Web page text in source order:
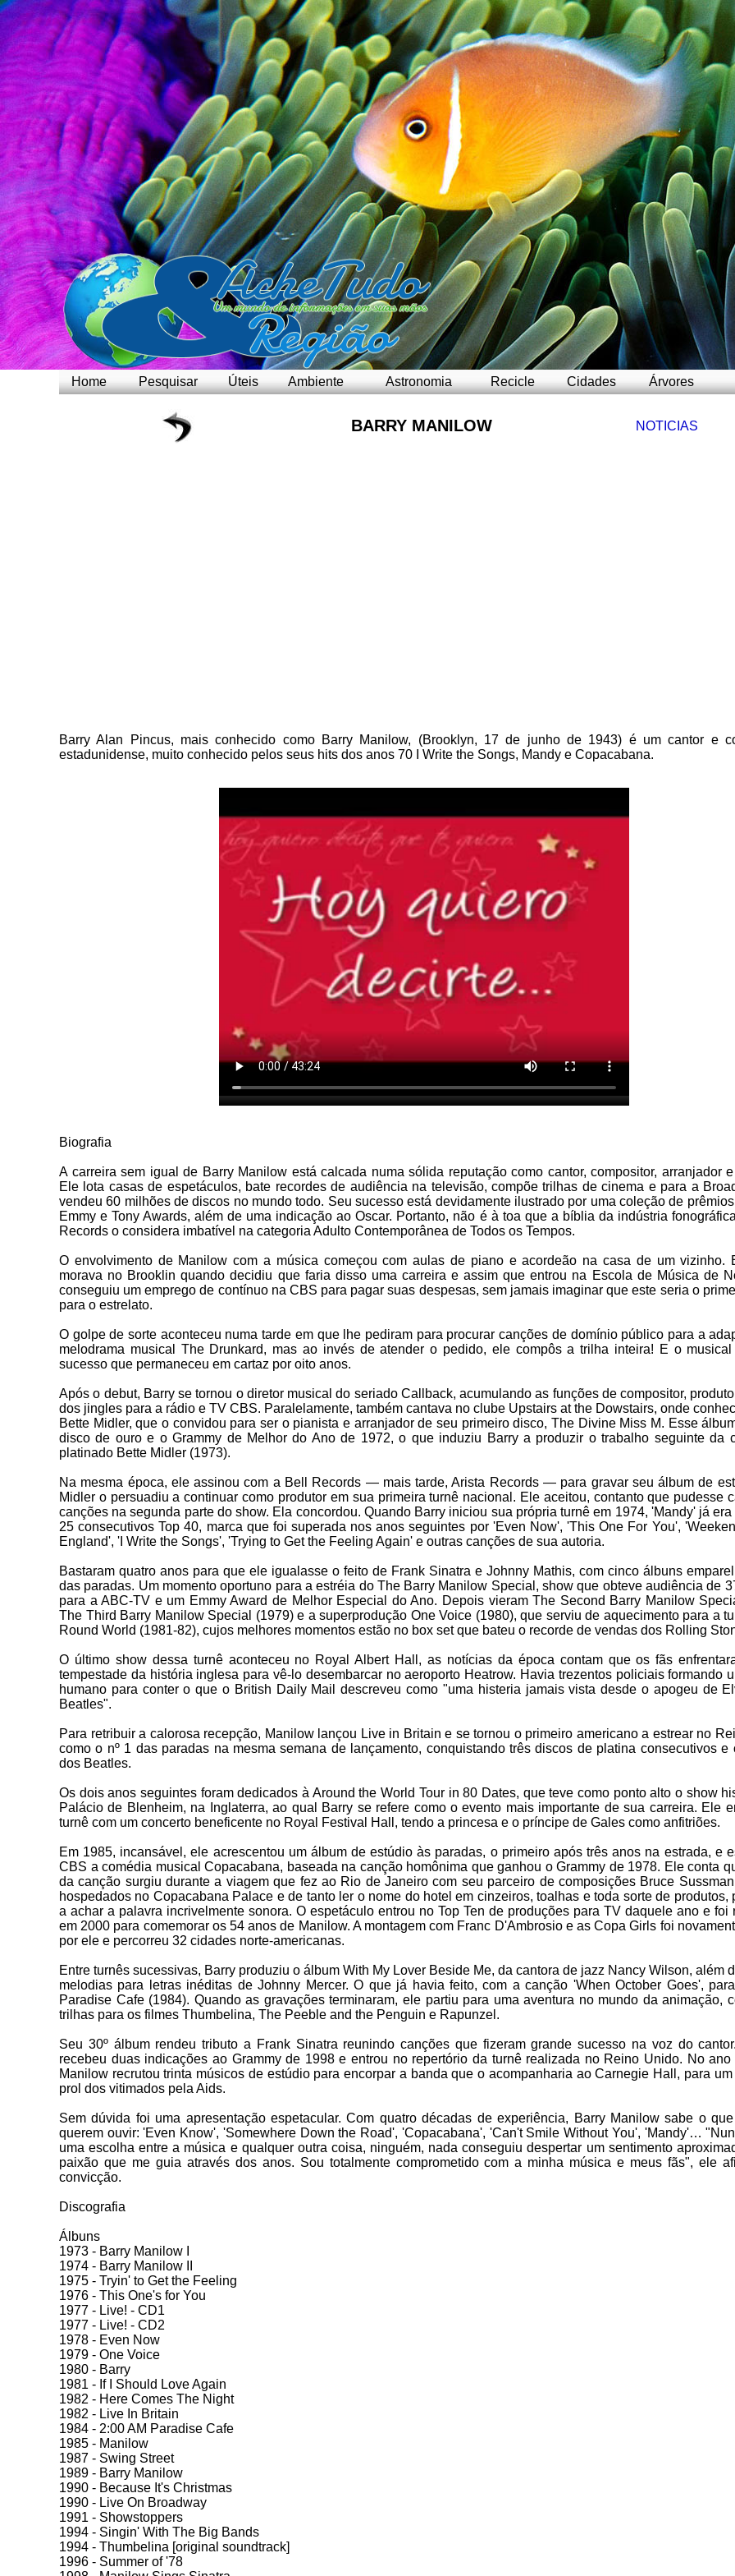
Home Pesquisar Úteis Ambiente Astronomia Recicle Cidades Árvores
BARRY MANILOW NOTICIAS
Barry Alan Pincus, mais conhecido como Barry Manilow, (Brooklyn, 17 de junho de 1943) é um cantor e
estadunidense, muito conhecido pelos seus hits dos anos 70 I Write the Songs, Mandy e Copacabana.
Biografia
A carreira sem igual de Barry Manilow está calcada numa sólida reputação como cantor, compositor, arranjador e
Ele lota casas de espetáculos, bate recordes de audiência na televisão, compõe trilhas de cinema e para a
vendeu 60 milhões de discos no mundo todo. Seu sucesso está devidamente ilustrado por uma coleção de prêmios
Emmy e Tony Awards, além de uma indicação ao Oscar. Portanto, não é à toa que a bíblia da indústria
Records o considera imbatível na categoria Adulto Contemporânea de Todos os Tempos.
O envolvimento de Manilow com a música começou com aulas de piano e acordeão na casa de um vizinho.
morava no Brooklin quando decidiu que faria disso uma carreira e assim que entrou na Escola de Música de
conseguiu um emprego de contínuo na CBS para pagar suas despesas, sem jamais imaginar que este seria o
para o estrelato.
O golpe de sorte aconteceu numa tarde em que lhe pediram para procurar canções de domínio público para a
melodrama musical The Drunkard, mas ao invés de atender o pedido, ele compôs a trilha inteira! E o
sucesso que permaneceu em cartaz por oito anos.
Após o debut, Barry se tornou o diretor musical do seriado Callback, acumulando as funções de compositor,
dos jingles para a rádio e TV CBS. Paralelamente, também cantava no clube Upstairs at the Dowstairs, onde
Bette Midler, que o convidou para ser o pianista e arranjador de seu primeiro disco, The Divine Miss M. Esse
disco de ouro e o Grammy de Melhor do Ano de 1972, o que induziu Barry a produzir o trabalho seguinte da
platinado Bette Midler (1973).
Na mesma época, ele assinou com a Bell Records — mais tarde, Arista Records — para gravar seu álbum de
Midler o persuadiu a continuar como produtor em sua primeira turnê nacional. Ele aceitou, contanto que pudesse
canções na segunda parte do show. Ela concordou. Quando Barry iniciou sua própria turnê em 1974, 'Mandy' já
25 consecutivos Top 40, marca que foi superada nos anos seguintes por 'Even Now', 'This One For You',
England', 'I Write the Songs', 'Trying to Get the Feeling Again' e outras canções de sua autoria.
Bastaram quatro anos para que ele igualasse o feito de Frank Sinatra e Johnny Mathis, com cinco álbuns
das paradas. Um momento oportuno para a estréia do The Barry Manilow Special, show que obteve audiência de
para a ABC-TV e um Emmy Award de Melhor Especial do Ano. Depois vieram The Second Barry Manilow
The Third Barry Manilow Special (1979) e a superprodução One Voice (1980), que serviu de aquecimento para a
Round World (1981-82), cujos melhores momentos estão no box set que bateu o recorde de vendas dos Rolling
O último show dessa turnê aconteceu no Royal Albert Hall, as notícias da época contam que os fãs
tempestade da história inglesa para vê-lo desembarcar no aeroporto Heatrow. Havia trezentos policiais formando
humano para conter o que o British Daily Mail descreveu como "uma histeria jamais vista desde o apogeu de
Beatles".
Para retribuir a calorosa recepção, Manilow lançou Live in Britain e se tornou o primeiro americano a estrear no
como o nº 1 das paradas na mesma semana de lançamento, conquistando três discos de platina consecutivos e
dos Beatles.
Os dois anos seguintes foram dedicados à Around the World Tour in 80 Dates, que teve como ponto alto o show
Palácio de Blenheim, na Inglaterra, ao qual Barry se refere como o evento mais importante de sua carreira. Ele
turnê com um concerto beneficente no Royal Festival Hall, tendo a princesa e o príncipe de Gales como anfitriões.
Em 1985, incansável, ele acrescentou um álbum de estúdio às paradas, o primeiro após três anos na estrada, e
CBS a comédia musical Copacabana, baseada na canção homônima que ganhou o Grammy de 1978. Ele conta
da canção surgiu durante a viagem que fez ao Rio de Janeiro com seu parceiro de composições Bruce
hospedados no Copacabana Palace e de tanto ler o nome do hotel em cinzeiros, toalhas e toda sorte de produtos,
a achar a palavra incrivelmente sonora. O espetáculo entrou no Top Ten de produções para TV daquele ano e foi
em 2000 para comemorar os 54 anos de Manilow. A montagem com Franc D'Ambrosio e as Copa Girls foi
por ele e percorreu 32 cidades norte-americanas.
Entre turnês sucessivas, Barry produziu o álbum With My Lover Beside Me, da cantora de jazz Nancy Wilson, além
melodias para letras inéditas de Johnny Mercer. O que já havia feito, com a canção 'When October Goes',
Paradise Cafe (1984). Quando as gravações terminaram, ele partiu para uma aventura no mundo da animação,
trilhas para os filmes Thumbelina, The Peeble and the Penguin e Rapunzel.
Seu 30º álbum rendeu tributo a Frank Sinatra reunindo canções que fizeram grande sucesso na voz do
recebeu duas indicações ao Grammy de 1998 e entrou no repertório da turnê realizada no Reino Unido. No ano
Manilow recrutou trinta músicos de estúdio para encorpar a banda que o acompanharia ao Carnegie Hall, para
prol dos vitimados pela Aids.
Sem dúvida foi uma apresentação espetacular. Com quatro décadas de experiência, Barry Manilow sabe o
querem ouvir: 'Even Know', 'Somewhere Down the Road', 'Copacabana', 'Can't Smile Without You', 'Mandy'…
uma escolha entre a música e qualquer outra coisa, ninguém, nada conseguiu despertar um sentimento
paixão que me guia através dos anos. Sou totalmente comprometido com a minha música e meus fãs", ele
convicção.
Discografia
Álbuns
1973 - Barry Manilow I
1974 - Barry Manilow II
1975 - Tryin' to Get the Feeling
1976 - This One's for You
1977 - Live! - CD1
1977 - Live! - CD2
1978 - Even Now
1979 - One Voice
1980 - Barry
1981 - If I Should Love Again
1982 - Here Comes The Night
1982 - Live In Britain
1984 - 2:00 AM Paradise Cafe
1985 - Manilow
1987 - Swing Street
1989 - Barry Manilow
1990 - Because It's Christmas
1990 - Live On Broadway
1991 - Showstoppers
1994 - Singin' With The Big Bands
1994 - Thumbelina [original soundtrack]
1996 - Summer of '78